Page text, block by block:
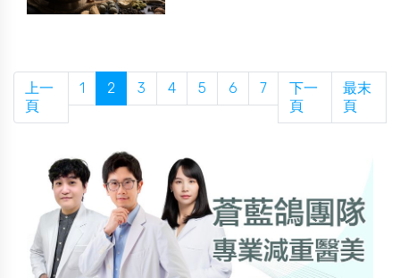
上一
頁
1 2 3 4 5 6 7
下一
頁
最末
頁